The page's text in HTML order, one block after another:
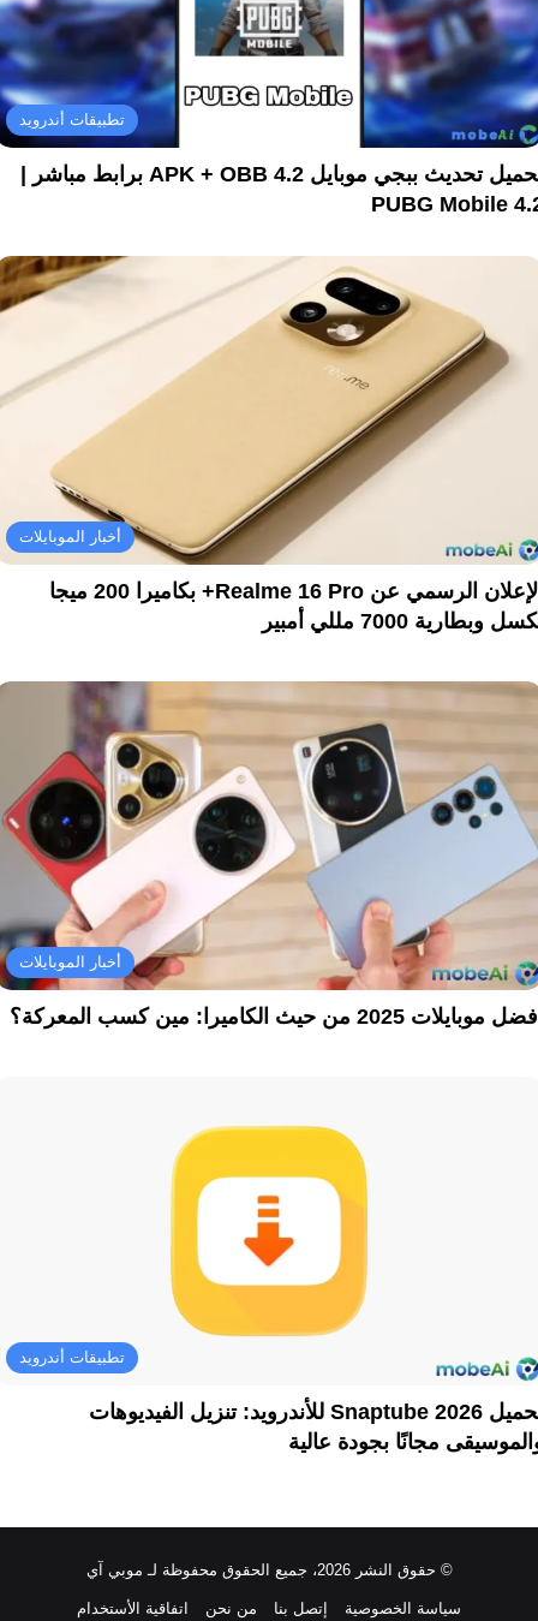
تطبيقات أندرويد
تحميل تحديث ببجي موبايل 4.2 APK + OBB برابط مباشر |
PUBG Mobile
أخبار الموبايلات
الإعلان الرسمي عن Realme 16 Pro+ بكاميرا 200 ميجا
وبطارية 7000 مللي أمبير
أخبار الموبايلات
موبايلات 2025 من حيث الكاميرا: مين كسب المعركة؟
تطبيقات أندرويد
تحميل Snaptube 2026 للأندرويد: تنزيل الفيديوهات
مجانًا بجودة عالية
© حقوق النشر 2026، جميع الحقوق محفوظة لـ موبي آي
سياسة الخصوصية إتصل بنا من نحن اتفاقية الأستخدام